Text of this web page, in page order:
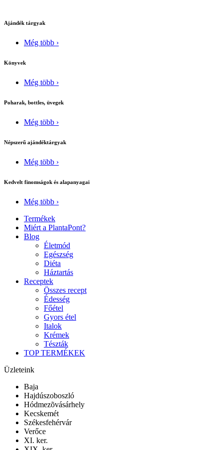
Ajándék tárgyak
Még több ›
Könyvek
Még több ›
Poharak, bottles, üvegek
Még több ›
Népszerű ajándéktárgyak
Még több ›
Kedvelt finomságok és alapanyagai
Még több ›
Termékek
Miért a PlantaPont?
Blog
Életmód
Egészség
Diéta
Háztartás
Receptek
Összes recept
Édesség
Főétel
Gyors étel
Italok
Krémek
Tészták
TOP TERMÉKEK
Üzleteink
Baja
Hajdúszoboszló
Hódmezõvásárhely
Kecskemét
Székesfehérvár
Verőce
XI. ker.